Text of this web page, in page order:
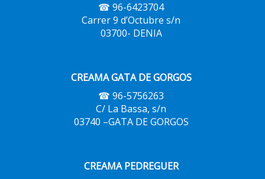
☎ 96-6423704
Carrer 9 d’Octubre s/n
03700- DENIA
CREAMA GATA DE GORGOS
☎ 96-5756263
C/ La Bassa, s/n
03740 –GATA DE GORGOS
CREAMA PEDREGUER